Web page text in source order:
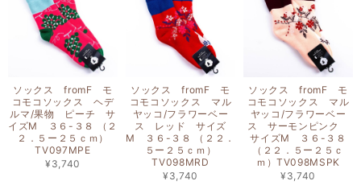
ソックス fromF モ
コモコソックス ヘデ
ルマ/果物 ピーチ サ
イズM ３６-３８ （２
２．５ー２５ｃｍ）
TV097MPE
¥3,740
ソックス fromF モ
コモコソックス マル
ヤッコ/フラワーベー
ス レッド サイズ
M ３６-３８ （２２．
５ー２５ｃｍ）
TV098MRD
¥3,740
ソックス fromF モ
コモコソックス マル
ヤッコ/フラワーベー
ス サーモンピンク
サイズM ３６-３８
（２２．５ー２５ｃ
ｍ）TV098MSPK
¥3,740